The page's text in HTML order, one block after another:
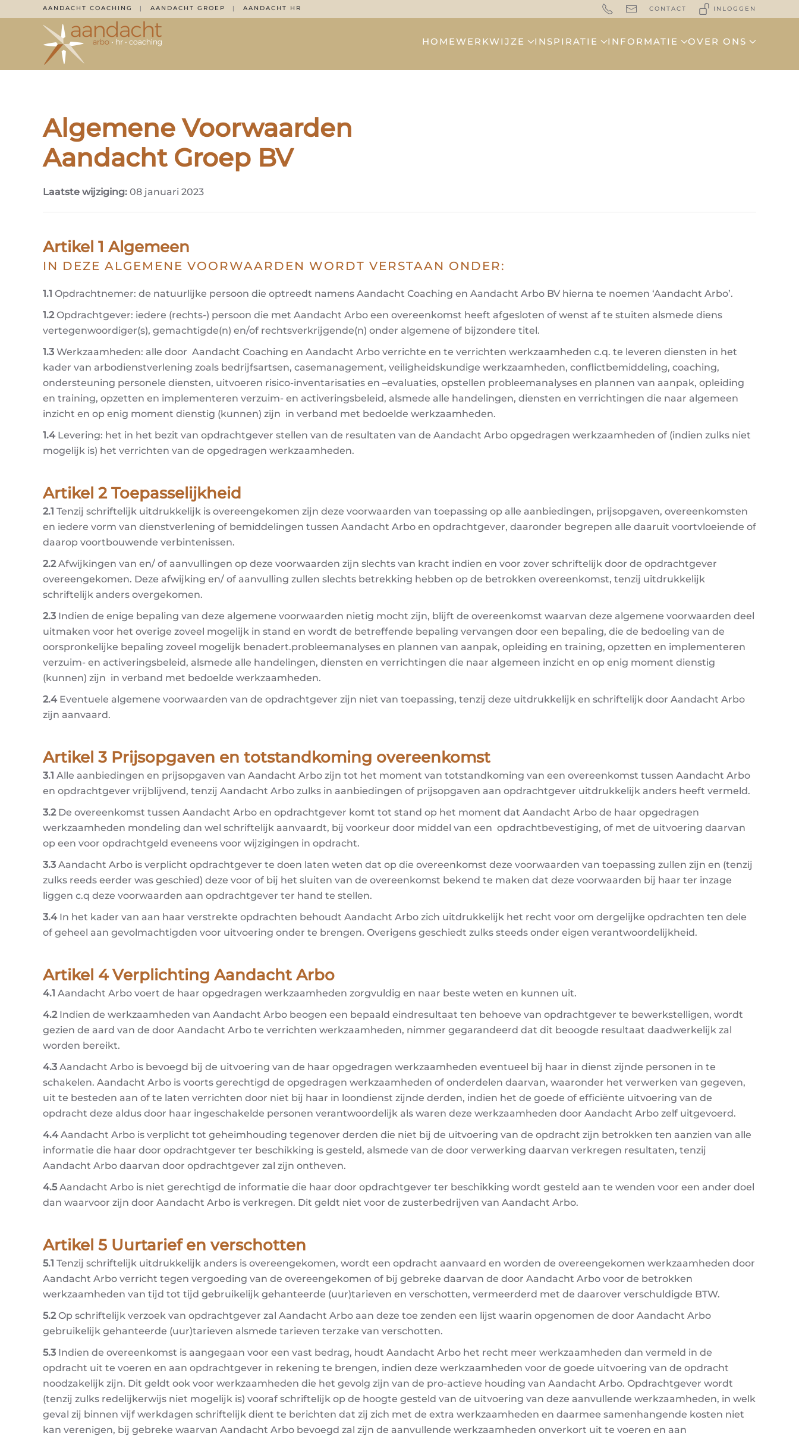
Overslaan en naar de inhoud gaan
AANDACHT COACHING AANDACHT GROEP AANDACHT HR CONTACT INLOGGEN
HOMEWERKWIJZE INSPIRATIE INFORMATIE OVER ONS
Algemene Voorwaarden
Aandacht Groep BV
Laatste wijziging: 08 januari 2023
Artikel 1 Algemeen
IN DEZE ALGEMENE VOORWAARDEN WORDT VERSTAAN ONDER:
1.1 Opdrachtnemer: de natuurlijke persoon die optreedt namens Aandacht Coaching en Aandacht Arbo BV hierna te noemen ‘Aandacht Arbo’.
1.2Opdrachtgever: iedere (rechts-) persoon die met Aandacht Arbo een overeenkomst heeft afgesloten of wenst af te stuiten alsmede diens
vertegenwoordiger(s), gemachtigde(n) en/of rechtsverkrijgende(n) onder algemene of bijzondere titel.
1.3 Werkzaamheden: alle door Aandacht Coaching en Aandacht Arbo verrichte en te verrichten werkzaamheden c.q. te leveren diensten in het
kader van arbodienstverlening zoals bedrijfsartsen, casemanagement, veiligheidskundige werkzaamheden, conflictbemiddeling, coaching,
ondersteuning personele diensten, uitvoeren risico-inventarisaties en –evaluaties, opstellen probleemanalyses en plannen van aanpak, opleiding
en training, opzetten en implementeren verzuim- en activeringsbeleid, alsmede alle handelingen, diensten en verrichtingen die naar algemeen
inzicht en op enig moment dienstig (kunnen) zijn in verband met bedoelde werkzaamheden.
1.4Levering: het in het bezit van opdrachtgever stellen van de resultaten van de Aandacht Arbo opgedragen werkzaamheden of (indien zulks niet
mogelijk is) het verrichten van de opgedragen werkzaamheden.
Artikel 2 Toepasselijkheid
2.1 Tenzij schriftelijk uitdrukkelijk is overeengekomen zijn deze voorwaarden van toepassing op alle aanbiedingen, prijsopgaven, overeenkomsten
en iedere vorm van dienstverlening of bemiddelingen tussen Aandacht Arbo en opdrachtgever, daaronder begrepen alle daaruit voortvloeiende of
daarop voortbouwende verbintenissen.
2.2Afwijkingen van en/ of aanvullingen op deze voorwaarden zijn slechts van kracht indien en voor zover schriftelijk door de opdrachtgever
overeengekomen. Deze afwijking en/ of aanvulling zullen slechts betrekking hebben op de betrokken overeenkomst, tenzij uitdrukkelijk
schriftelijk anders overgekomen.
2.3 Indien de enige bepaling van deze algemene voorwaarden nietig mocht zijn, blijft de overeenkomst waarvan deze algemene voorwaarden deel
uitmaken voor het overige zoveel mogelijk in stand en wordt de betreffende bepaling vervangen door een bepaling, die de bedoeling van de
oorspronkelijke bepaling zoveel mogelijk benadert.probleemanalyses en plannen van aanpak, opleiding en training, opzetten en implementeren
verzuim- en activeringsbeleid, alsmede alle handelingen, diensten en verrichtingen die naar algemeen inzicht en op enig moment dienstig
(kunnen) zijn in verband met bedoelde werkzaamheden.
2.4Eventuele algemene voorwaarden van de opdrachtgever zijn niet van toepassing, tenzij deze uitdrukkelijk en schriftelijk door Aandacht Arbo
zijn aanvaard.
Artikel 3 Prijsopgaven en totstandkoming overeenkomst
3.1 Alle aanbiedingen en prijsopgaven van Aandacht Arbo zijn tot het moment van totstandkoming van een overeenkomst tussen Aandacht Arbo
en opdrachtgever vrijblijvend, tenzij Aandacht Arbo zulks in aanbiedingen of prijsopgaven aan opdrachtgever uitdrukkelijk anders heeft vermeld.
3.2De overeenkomst tussen Aandacht Arbo en opdrachtgever komt tot stand op het moment dat Aandacht Arbo de haar opgedragen
werkzaamheden mondeling dan wel schriftelijk aanvaardt, bij voorkeur door middel van een opdrachtbevestiging, of met de uitvoering daarvan
op een voor opdrachtgeld eveneens voor wijzigingen in opdracht.
3.3 Aandacht Arbo is verplicht opdrachtgever te doen laten weten dat op die overeenkomst deze voorwaarden van toepassing zullen zijn en (tenzij
zulks reeds eerder was geschied) deze voor of bij het sluiten van de overeenkomst bekend te maken dat deze voorwaarden bij haar ter inzage
liggen c.q deze voorwaarden aan opdrachtgever ter hand te stellen.
3.4In het kader van aan haar verstrekte opdrachten behoudt Aandacht Arbo zich uitdrukkelijk het recht voor om dergelijke opdrachten ten dele
of geheel aan gevolmachtigden voor uitvoering onder te brengen. Overigens geschiedt zulks steeds onder eigen verantwoordelijkheid.
Artikel 4 Verplichting Aandacht Arbo
4.1 Aandacht Arbo voert de haar opgedragen werkzaamheden zorgvuldig en naar beste weten en kunnen uit.
4.2Indien de werkzaamheden van Aandacht Arbo beogen een bepaald eindresultaat ten behoeve van opdrachtgever te bewerkstelligen, wordt
gezien de aard van de door Aandacht Arbo te verrichten werkzaamheden, nimmer gegarandeerd dat dit beoogde resultaat daadwerkelijk zal
worden bereikt.
4.3 Aandacht Arbo is bevoegd bij de uitvoering van de haar opgedragen werkzaamheden eventueel bij haar in dienst zijnde personen in te
schakelen. Aandacht Arbo is voorts gerechtigd de opgedragen werkzaamheden of onderdelen daarvan, waaronder het verwerken van gegeven,
uit te besteden aan of te laten verrichten door niet bij haar in loondienst zijnde derden, indien het de goede of efficiënte uitvoering van de
opdracht deze aldus door haar ingeschakelde personen verantwoordelijk als waren deze werkzaamheden door Aandacht Arbo zelf uitgevoerd.
4.4Aandacht Arbo is verplicht tot geheimhouding tegenover derden die niet bij de uitvoering van de opdracht zijn betrokken ten aanzien van alle
informatie die haar door opdrachtgever ter beschikking is gesteld, alsmede van de door verwerking daarvan verkregen resultaten, tenzij
Aandacht Arbo daarvan door opdrachtgever zal zijn ontheven.
4.5Aandacht Arbo is niet gerechtigd de informatie die haar door opdrachtgever ter beschikking wordt gesteld aan te wenden voor een ander doel
dan waarvoor zijn door Aandacht Arbo is verkregen. Dit geldt niet voor de zusterbedrijven van Aandacht Arbo.
Artikel 5 Uurtarief en verschotten
5.1 Tenzij schriftelijk uitdrukkelijk anders is overeengekomen, wordt een opdracht aanvaard en worden de overeengekomen werkzaamheden door
Aandacht Arbo verricht tegen vergoeding van de overeengekomen of bij gebreke daarvan de door Aandacht Arbo voor de betrokken
werkzaamheden van tijd tot tijd gebruikelijk gehanteerde (uur)tarieven en verschotten, vermeerderd met de daarover verschuldigde BTW.
5.2Op schriftelijk verzoek van opdrachtgever zal Aandacht Arbo aan deze toe zenden een lijst waarin opgenomen de door Aandacht Arbo
gebruikelijk gehanteerde (uur)tarieven alsmede tarieven terzake van verschotten.
5.3 Indien de overeenkomst is aangegaan voor een vast bedrag, houdt Aandacht Arbo het recht meer werkzaamheden dan vermeld in de
opdracht uit te voeren en aan opdrachtgever in rekening te brengen, indien deze werkzaamheden voor de goede uitvoering van de opdracht
noodzakelijk zijn. Dit geldt ook voor werkzaamheden die het gevolg zijn van de pro-actieve houding van Aandacht Arbo. Opdrachtgever wordt
(tenzij zulks redelijkerwijs niet mogelijk is) vooraf schriftelijk op de hoogte gesteld van de uitvoering van deze aanvullende werkzaamheden, in welk
geval zij binnen vijf werkdagen schriftelijk dient te berichten dat zij zich met de extra werkzaamheden en daarmee samenhangende kosten niet
kan verenigen, bij gebreke waarvan Aandacht Arbo bevoegd zal zijn de aanvullende werkzaamheden onverkort uit te voeren en aan